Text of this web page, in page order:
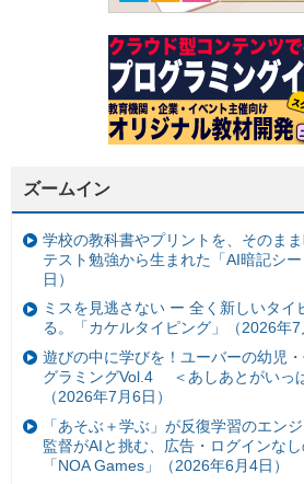
ズームイン
学校の教科書やプリントを、そのま
テスト勉強から生まれた「AI暗記シ
日）
ミスを見逃さない ー 全く新しいタイ
る。「カケルタイピング」（2026年7
遊びの中に学びを！ユーバーの幼児
グラミングVol.4 ＜あしあとがいっ
（2026年7月6日）
「あそぶ＋学ぶ」が反復学習のエン
監督がAIと挑む、広告・ログインな
「NOA Games」（2026年6月4日）